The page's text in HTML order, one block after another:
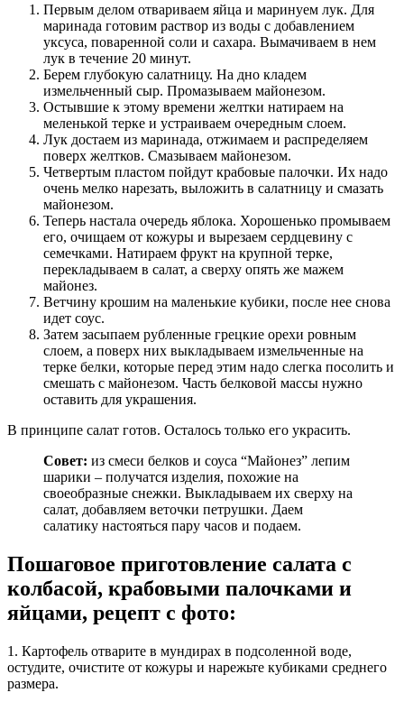
Первым делом отвариваем яйца и маринуем лук. Для
маринада готовим раствор из воды с добавлением
уксуса, поваренной соли и сахара. Вымачиваем в нем
лук в течение 20 минут.
Берем глубокую салатницу. На дно кладем
измельченный сыр. Промазываем майонезом.
Остывшие к этому времени желтки натираем на
меленькой терке и устраиваем очередным слоем.
Лук достаем из маринада, отжимаем и распределяем
поверх желтков. Смазываем майонезом.
Четвертым пластом пойдут крабовые палочки. Их надо
очень мелко нарезать, выложить в салатницу и смазать
майонезом.
Теперь настала очередь яблока. Хорошенько промываем
его, очищаем от кожуры и вырезаем сердцевину с
семечками. Натираем фрукт на крупной терке,
перекладываем в салат, а сверху опять же мажем
майонез.
Ветчину крошим на маленькие кубики, после нее снова
идет соус.
Затем засыпаем рубленные грецкие орехи ровным
слоем, а поверх них выкладываем измельченные на
терке белки, которые перед этим надо слегка посолить и
смешать с майонезом. Часть белковой массы нужно
оставить для украшения.
В принципе салат готов. Осталось только его украсить.
Совет: из смеси белков и соуса “Майонез” лепим
шарики – получатся изделия, похожие на
своеобразные снежки. Выкладываем их сверху на
салат, добавляем веточки петрушки. Даем
салатику настояться пару часов и подаем.
Пошаговое приготовление салата с
колбасой, крабовыми палочками и
яйцами, рецепт с фото:
1. Картофель отварите в мундирах в подсоленной воде,
остудите, очистите от кожуры и нарежьте кубиками среднего
размера.